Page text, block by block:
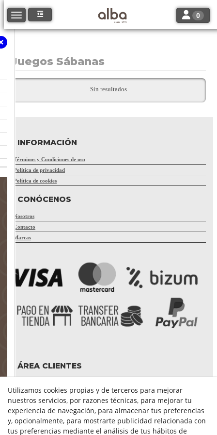
Toggle navigation Toggle
0
Juegos Sábanas
Sin resultados
INFORMACIÓN
Términos y Condiciones de uso
Política de privacidad
Política de cookies
CONÓCENOS
Nosotros
Contacto
Marcas
ÁREA CLIENTES
Mis compras
Cambiar contraseña
Crear cuenta
Condiciones de compra
Utilizamos cookies propias y de terceros para mejorar
nuestros servicios, por razones técnicas, para mejorar tu
experiencia de navegación, para almacenar tus preferencias
y, opcionalmente, para mostrarte publicidad relacionada con
tus preferencias mediante el análisis de tus hábitos de